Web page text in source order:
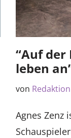
“Auf der
leben
von Redaktion
Agnes Zenz